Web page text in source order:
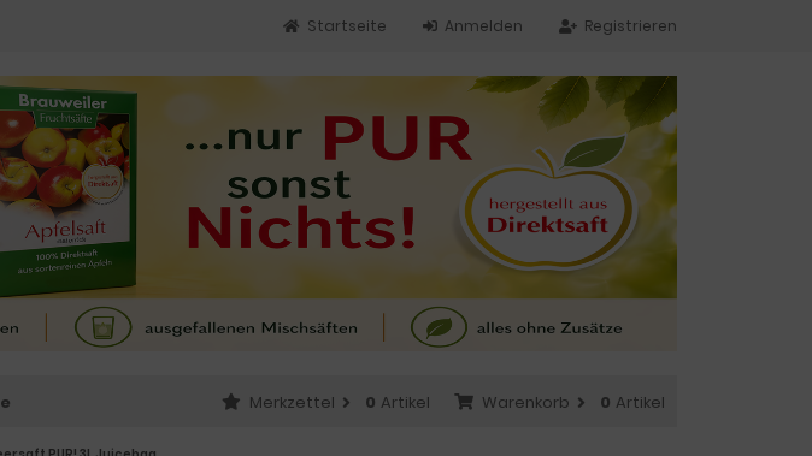
Registrieren
Anmelden
Startseite
Warenkorb 0 Artikel
Merkzettel 0 Artikel